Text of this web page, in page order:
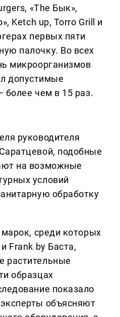
«The Бык»,
Ketch up, Torro Grill и
первых пяти
палочку. Во всех
микроорганизмов
допустимые
более чем в 15 раз.
руководителя
подобные
на возможные
условий
обработку
среди которых
Frank by Баста,
растительные
образцах
показало
объясняют